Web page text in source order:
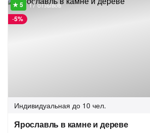
-5%
17 отзывов
Индивидуальная до 10 чел.
Ярославль в камне и дереве